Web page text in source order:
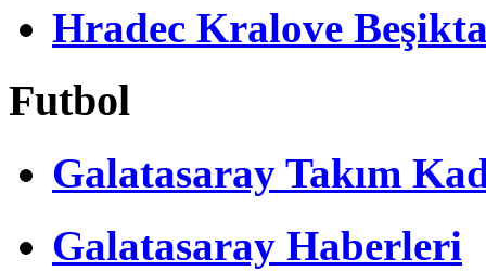
Hradec Kralove
Futbol
Galatasaray Takım
Galatasaray Haberleri